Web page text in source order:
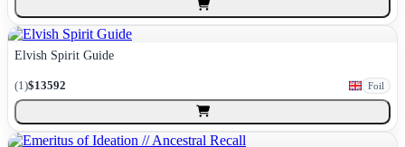
Elvish Spirit Guide
(1)$13592 Foil